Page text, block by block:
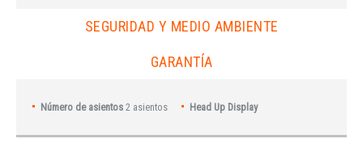
SEGURIDAD Y MEDIO AMBIENTE
GARANTÍA
Número de asientos 2 asientos Head Up Display